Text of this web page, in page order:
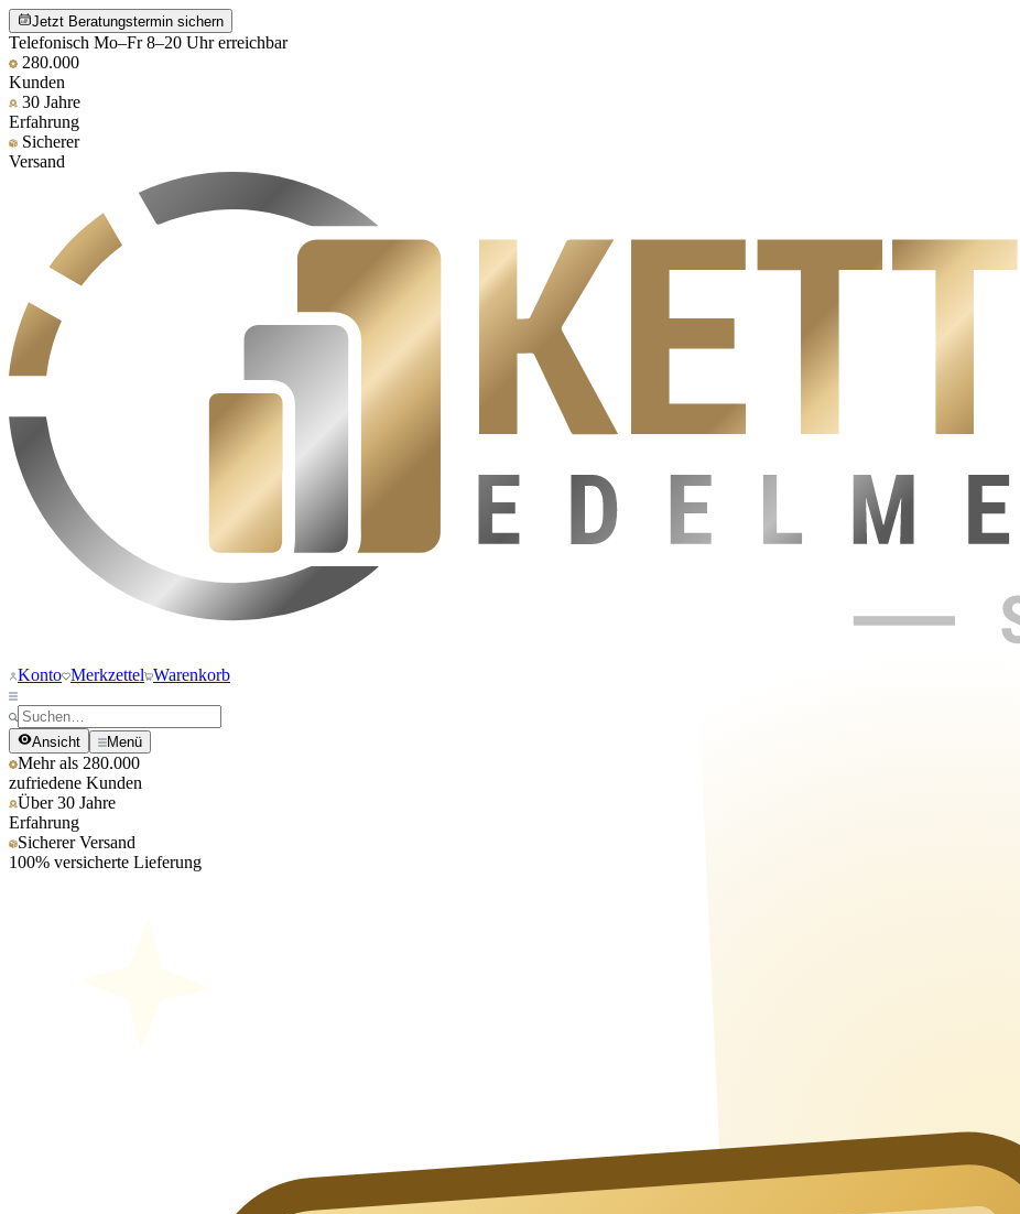
Jetzt Beratungstermin sichern
Telefonisch Mo–Fr 8–20 Uhr erreichbar
280.000
Kunden
30 Jahre
Erfahrung
Sicherer
Versand
Konto Merkzettel Warenkorb
Ansicht Menü
Mehr als 280.000
zufriedene Kunden
Über 30 Jahre
Erfahrung
Sicherer Versand
100% versicherte Lieferung